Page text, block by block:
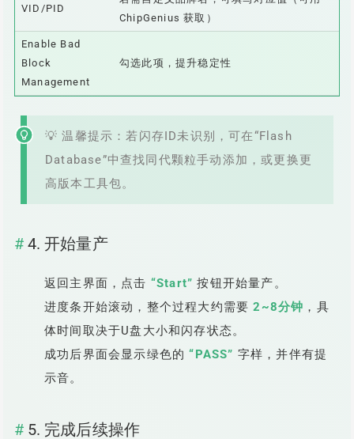
VID/PID
ChipGenius 获取）
Enable Bad
Block
Management
勾选此项，提升稳定性
💡 温馨提示：若闪存ID未识别，可在“Flash
Database”中查找同代颗粒手动添加，或更换更
高版本工具包。
4. 开始量产
返回主界面，点击 “Start” 按钮开始量产。
进度条开始滚动，整个过程大约需要2~8分钟 ，具
体时间取决于U盘大小和闪存状态。
成功后界面会显示绿色的“PASS” 字样，并伴有提
示音。
5. 完成后续操作